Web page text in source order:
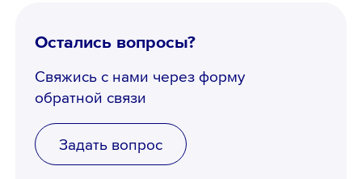
Остались вопросы?
Свяжись с нами через форму
обратной связи
Задать вопрос